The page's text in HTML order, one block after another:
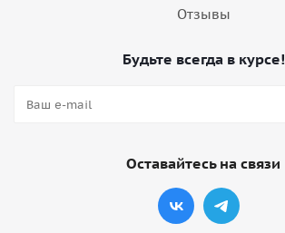
Отзывы
Будьте всегда в курсе!
Оставайтесь на связи